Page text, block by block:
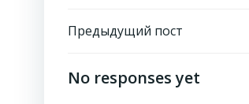
Навигация
по
Предыдущий пост
No responses yet